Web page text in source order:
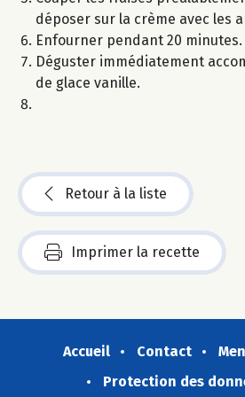
déposer sur la crème avec les
Enfourner pendant 20 minutes.
Déguster immédiatement
de glace vanille.
Retour à la liste
Imprimer la recette
Accueil Contact
Protection des